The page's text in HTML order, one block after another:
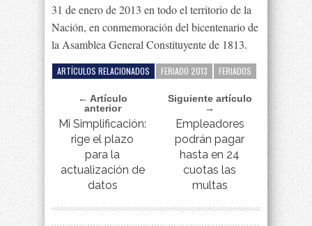
31 de enero de 2013 en todo el territorio de la
Nación, en conmemoración del bicentenario de
la Asamblea General Constituyente de 1813.
ARTÍCULOS RELACIONADOS FERIADO 2013 FERIADOS
← Artículo
anterior
Mi Simplificación:
rige el plazo
para la
actualización de
datos
Siguiente artículo
→
Empleadores
podrán pagar
hasta en 24
cuotas las
multas